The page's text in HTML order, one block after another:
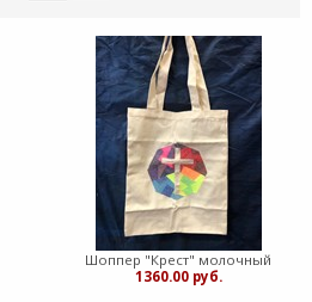
Шоппер "Крест" молочный
1360.00 руб.